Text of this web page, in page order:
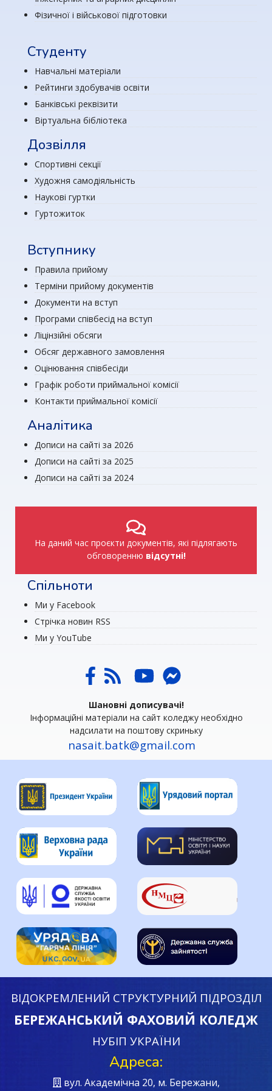
Фізичної і військової підготовки
Студенту
Навчальні матеріали
Рейтинги здобувачів освіти
Банківські реквізити
Віртуальна бібліотека
Дозвілля
Спортивні секції
Художня самодіяльність
Наукові гуртки
Гуртожиток
Вступнику
Правила прийому
Терміни прийому документів
Документи на вступ
Програми співбесід на вступ
Ліцінзійні обсяги
Обсяг державного замовлення
Оцінювання співбесіди
Графік роботи приймальної комісії
Контакти приймальної комісії
Аналітика
Дописи на сайті за 2026
Дописи на сайті за 2025
Дописи на сайті за 2024
На даний час проєкти документів, які підлягають
обговоренню відсутні!
Спільноти
Ми у Facebook
Стрічка новин RSS
Ми у YouTube
Шановні дописувачі!
Інформаційні матеріали на сайт коледжу необхідно
надсилати на поштову скриньку
nasait.batk@gmail.com
ВІДОКРЕМЛЕНИЙ СТРУКТУРНИЙ ПІДРОЗДІЛ
БЕРЕЖАНСЬКИЙ ФАХОВИЙ КОЛЕДЖ
НУБІП УКРАЇНИ
Адреса:
вул. Академічна 20, м. Бережани,